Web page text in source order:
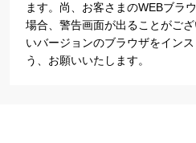
ます。尚、お客さまのWEBブラ
場合、警告画面が出ることがご
いバージョンのブラウザをイン
う、お願いいたします。